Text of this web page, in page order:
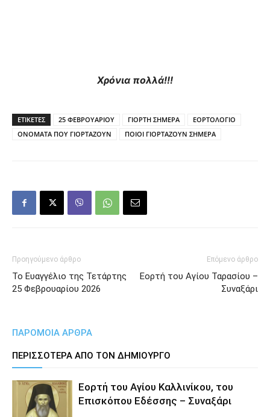
Χρόνια πολλά!!!
ΕΤΙΚΕΤΕΣ 25 ΦΕΒΡΟΥΑΡΙΟΥ ΓΙΟΡΤΗ ΣΗΜΕΡΑ
ΕΟΡΤΟΛΟΓΙΟ
ΟΝΟΜΑΤΑ ΠΟΥ ΓΙΟΡΤΑΖΟΥΝ
ΠΟΙΟΙ ΓΙΟΡΤΑΖΟΥΝ ΣΗΜΕΡΑ
Προηγούμενο άρθρο
Το Ευαγγέλιο της Τετάρτης
25 Φεβρουαρίου 2026
Επόμενο άρθρο
Εορτή του Αγίου Ταρασίου –
Συναξάρι
ΠΑΡΟΜΟΙΑ ΑΡΘΡΑ
ΠΕΡΙΣΣΟΤΕΡΑ ΑΠΟ ΤΟΝ ΔΗΜΙΟΥΡΓΟ
Εορτή του Αγίου Καλλινίκου, του
Επισκόπου Εδέσσης – Συναξάρι